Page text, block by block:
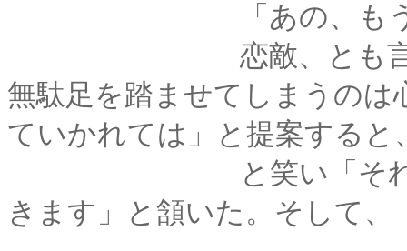
「あの、もう少しす
恋敵、とも言える男
無駄足を踏ませてしまうの
ていかれては」と提案すると
と笑い「それでは、
きます」と頷いた。そして、